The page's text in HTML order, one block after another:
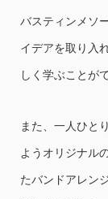
バスティンメソ
イデアを取り入
しく学ぶことが
また、一人ひと
ようオリジナル
たバンドアレン